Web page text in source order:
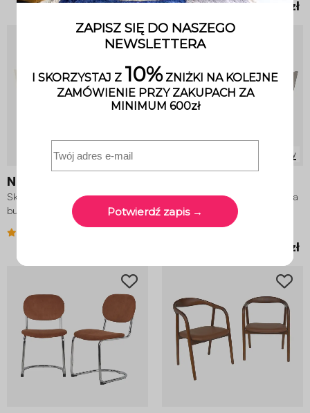
579,00 zł 579,00 zł
4 Warianty
Nils
Skandynawskie krzesło z drewna
bukowego i sztruksu (zestaw 4
2 Warianty
Skandynawskie krzesła z drewna
bukowego i tkaniny (zestaw 4
619,00 zł